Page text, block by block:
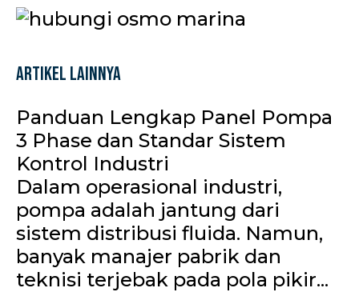
Artikel Lainnya
Panduan Lengkap Panel Pompa
3 Phase dan Standar Sistem
Kontrol Industri
Dalam operasional industri,
pompa adalah jantung dari
sistem distribusi fluida. Namun,
banyak manajer pabrik dan
teknisi terjebak pada pola pikir...